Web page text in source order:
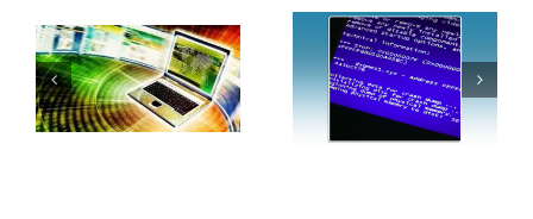
Laptop a kabel HDMI
Jak czyścić laptopa? –
cz. 2